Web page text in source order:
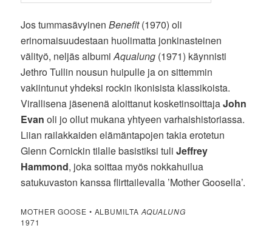
Jos tummasävyinenBenefit(1970) oli
erinomaisuudestaan huolimatta jonkinasteinen
välityö, neljäs albumiAqualung (1971) käynnisti
Jethro Tullin nousun huipulle ja on sittemmin
vakiintunut yhdeksi rockin ikonisista klassikoista.
Virallisena jäsenenä aloittanut kosketinsoittajaJohn
Evan oli jo ollut mukana yhtyeen varhaishistoriassa.
Liian railakkaiden elämäntapojen takia erotetun
Glenn Cornickin tilalle basistiksi tuliJeffrey
Hammond, joka soittaa myös nokkahuilua
satukuvaston kanssa flirttailevalla ’Mother Goosella’.
MOTHER GOOSE • ALBUMILTA AQUALUNG
1971